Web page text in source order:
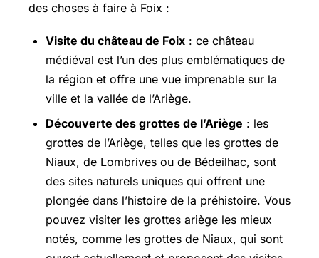
des choses à faire à Foix :
Visite du château de Foix : ce château
médiéval est l’un des plus emblématiques de
la région et offre une vue imprenable sur la
ville et la vallée de l’Ariège.
Découverte des grottes de l’Ariège : les
grottes de l’Ariège, telles que les grottes de
Niaux, de Lombrives ou de Bédeilhac, sont
des sites naturels uniques qui offrent une
plongée dans l’histoire de la préhistoire. Vous
pouvez visiter les grottes ariège les mieux
notés, comme les grottes de Niaux, qui sont